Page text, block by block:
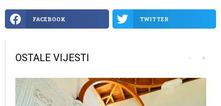
FACEBOOK TWITTER
OSTALE VIJESTI